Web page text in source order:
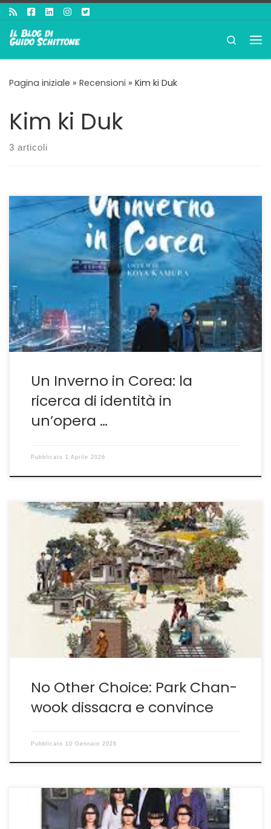
Passa al contenuto
Search
Pagina iniziale » Recensioni » Kim ki Duk
Kim ki Duk
3 articoli
È bello anche in streaming Ogni tanto non guasta
guardare i film, soprattutto quelli che si sono perduti, in
streaming. È il caso di Un Inverno in Corea da qualche
giorno presente sulla piattaforma a pagamento di
mymovies one. Giunto sui nostri schermi nel dicembre
del 2025, il film dell’esordiente […]
Un Inverno in Corea: la
ricerca di identità in
un’opera …
Pubblicato 1 Aprile 2026
Molto più di una commedia nera C’è molto di
interessante in questo No Other Choice di Park Chan-
wook, tra i migliori film del regista sudcoreano che si
discosta per intuizioni e originalità da Cacciatore di
Teste di Costa-Gravas, autore al quale l’opera è
dedicata nei titoli di coda. Park infatti […]
No Other Choice: Park Chan-
wook dissacra e convince
Pubblicato 10 Gennaio 2026